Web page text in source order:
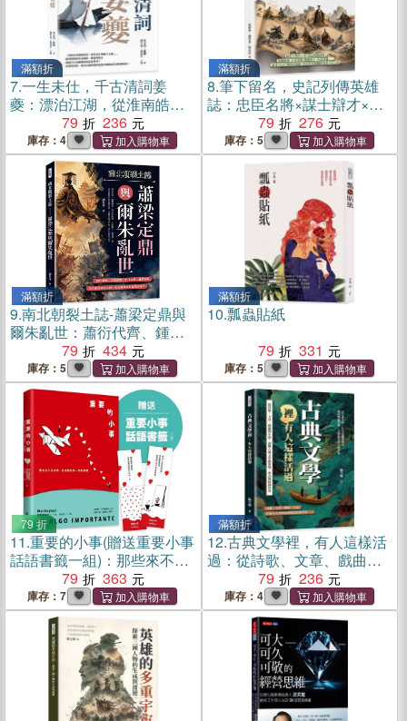
滿額折
7.一生未仕，千古清詞姜
夔：漂泊江湖，從淮南皓月
到江南梅影，他把南宋的孤
獨與相思，寫成白石詞最清
冷的月光
79 236
庫存：4
滿額折
8.筆下留名，史記列傳英雄
誌：忠臣名將×謀士辯才×隱
逸智者×遊方醫家……透過三
十位經典人物的命運起伏，
進入司馬遷筆下的歷史現場
與人性世界
79 276
庫存：5
滿額折
9.南北朝裂土誌-蕭梁定鼎與
爾朱亂世：蕭衍代齊、鍾離
鏖兵、胡太后亂政、六鎮烽
火、爾朱榮入洛……南梁新
朝如何站穩江南，北魏帝國
又如何一步步走向分裂？
79 434
庫存：5
滿額折
10.瓢蟲貼紙
79
331
庫存：5
79 折
11.重要的小事(贈送重要小事
話語書籤一組)：那些來不及
珍惜，卻改變我們一生的瞬
79 363
庫存：7
滿額折
12.古典文學裡，有人這樣活
過：從詩歌、文章、戲曲到
小說，讀懂古典文學的流
變、形式與精神世界
79 236
庫存：4